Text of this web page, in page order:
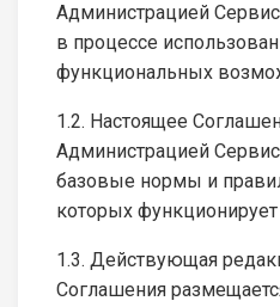
Администрацией
в процессе
функциональных
1.2. Настоящее
Администрацией
базовые нормы и
которых
1.3. Действующая
Соглашения